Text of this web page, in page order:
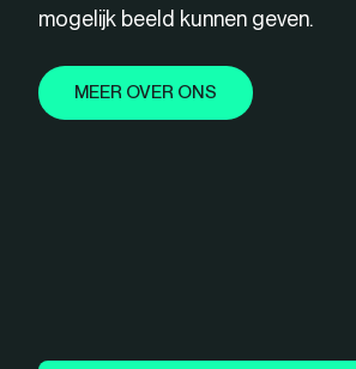
mogelijk beeld kunnen geven.
MEER OVER ONS